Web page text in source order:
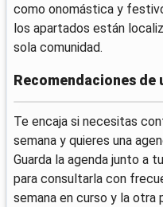
como onomástica y
los apartados están
sola comunidad.
Recomendaciones de
Te encaja si necesitas
semana y quieres una
Guarda la agenda junto a
para consultarla con
semana en curso y la otra